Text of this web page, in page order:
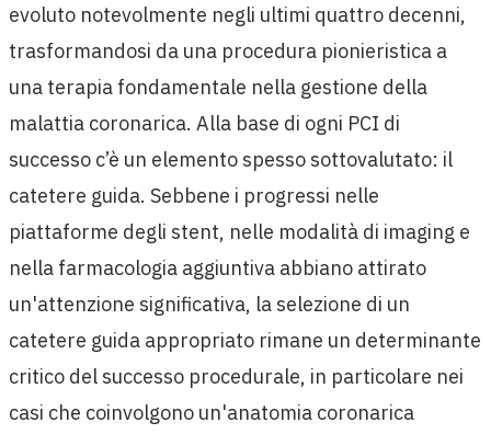
evoluto notevolmente negli ultimi quattro decenni,
trasformandosi da una procedura pionieristica a
una terapia fondamentale nella gestione della
malattia coronarica. Alla base di ogni PCI di
successo c’è un elemento spesso sottovalutato: il
catetere guida. Sebbene i progressi nelle
piattaforme degli stent, nelle modalità di imaging e
nella farmacologia aggiuntiva abbiano attirato
un'attenzione significativa, la selezione di un
catetere guida appropriato rimane un determinante
critico del successo procedurale, in particolare nei
casi che coinvolgono un'anatomia coronarica